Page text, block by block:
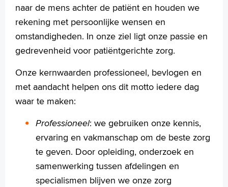
Verwijzers
Wetenschappelijk onderzoek
Tekstgrootte A+
Voorleesfunctie
Language
English
Français
Polski
Türkçe
Arabisch
naar de mens achter de patiënt en houden we
rekening met persoonlijke wensen en
omstandigheden. In onze ziel ligt onze passie en
gedrevenheid voor patiëntgerichte zorg.
Onze kernwaarden professioneel, bevlogen en
met aandacht helpen ons dit motto iedere dag
waar te maken:
Professioneel: we gebruiken onze kennis,
ervaring en vakmanschap om de beste zorg
te geven. Door opleiding, onderzoek en
samenwerking tussen afdelingen en
specialismen blijven we onze zorg